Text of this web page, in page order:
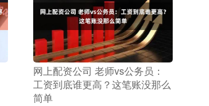
​网上配资公司 老师vs公务员：
工资到底谁更高？这笔账没那么
简单